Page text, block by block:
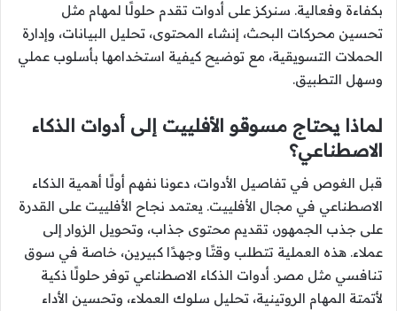
بكفاءة وفعالية. سنركز على أدوات تقدم حلولًا لمهام مثل
تحسين محركات البحث، إنشاء المحتوى، تحليل البيانات، وإدارة
الحملات التسويقية، مع توضيح كيفية استخدامها بأسلوب عملي
وسهل التطبيق.
لماذا يحتاج مسوقو الأفلييت إلى أدوات الذكاء
الاصطناعي؟
قبل الغوص في تفاصيل الأدوات، دعونا نفهم أولًا أهمية الذكاء
الاصطناعي في مجال الأفلييت. يعتمد نجاح الأفلييت على القدرة
على جذب الجمهور، تقديم محتوى جذاب، وتحويل الزوار إلى
عملاء. هذه العملية تتطلب وقتًا وجهدًا كبيرين، خاصة في سوق
تنافسي مثل مصر. أدوات الذكاء الاصطناعي توفر حلولًا ذكية
لأتمتة المهام الروتينية، تحليل سلوك العملاء، وتحسين الأداء